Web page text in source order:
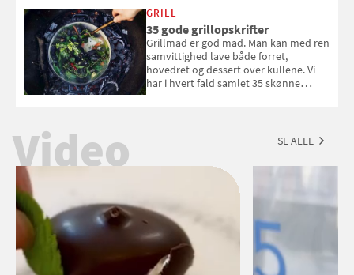
med i Samvirkes skønne vinquiz, hvor
du kan vinde 6 flasker vin fra Viña
Esmeralda. Konkurrencen slutter 1.
september 2026.
GRILL
35 gode grillopskrifter
Grillmad er god mad. Man kan med ren
samvittighed lave både forret,
hovedret og dessert over kullene. Vi
har i hvert fald samlet 35 skønne
Video SE ALLE